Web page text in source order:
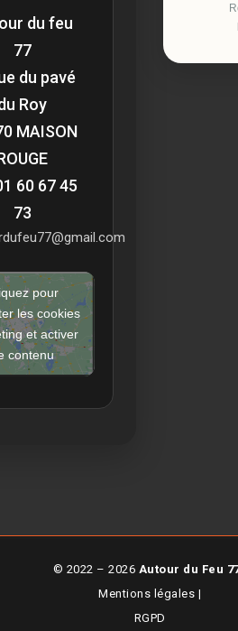
du feu
77
du pavé
Roy
MAISON
60 67 45
73
pour
les cookies
et activer
contenu
© 2022 – 2026 Autour du Feu
Mentions légales |
RGPD